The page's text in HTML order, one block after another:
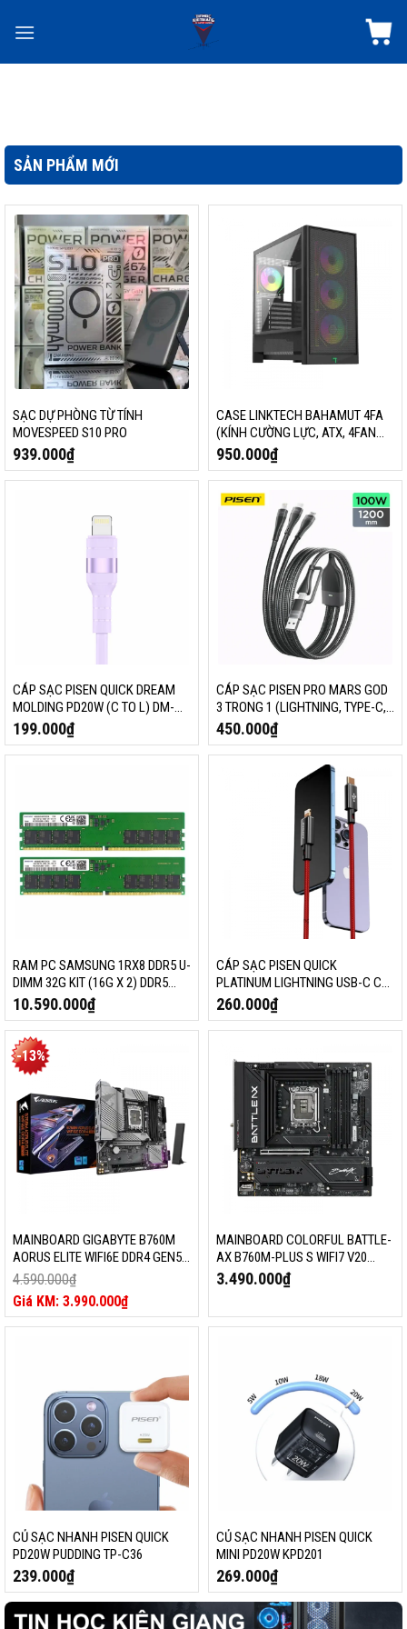
SẢN PHẨM MỚI
SẠC DỰ PHÒNG TỪ TÍNH
MOVESPEED S10 PRO
939.000₫
CASE LINKTECH BAHAMUT 4FA
(KÍNH CƯỜNG LỰC, ATX, 4FAN
RGB, ĐEN)
950.000₫
CÁP SẠC PISEN QUICK DREAM
MOLDING PD20W (C TO L) DM-
TC16-1200 1,2M
199.000₫
CÁP SẠC PISEN PRO MARS GOD
3 TRONG 1 (LIGHTNING, TYPE-C,
MICRO USB) USB-A /C AP-FC15-
1200 1.2M
450.000₫
RAM PC SAMSUNG 1RX8 DDR5 U-
DIMM 32G KIT (16G X 2) DDR5
4800MHZ
10.590.000₫
CÁP SẠC PISEN QUICK
PLATINUM LIGHTNING USB-C CL-
PD09-1500 (1.5M, MAGIC BLACK
– GLOBAL)
260.000₫
-13%
MAINBOARD GIGABYTE B760M
AORUS ELITE WIFI6E DDR4 GEN5
(LGA1700, M-ATX, WIFI 6E,
BLUETOOTH 5.3)
4.590.000₫
Giá
gốc
là:
3.990.000₫
Giá
hiện
MAINBOARD COLORFUL BATTLE-
AX B760M-PLUS S WIFI7 V20
(DDR4, LGA1700, WI-FI 7, M-ATX)
3.490.000₫
CỦ SẠC NHANH PISEN QUICK
PD20W PUDDING TP-C36
239.000₫
CỦ SẠC NHANH PISEN QUICK
MINI PD20W KPD201
269.000₫